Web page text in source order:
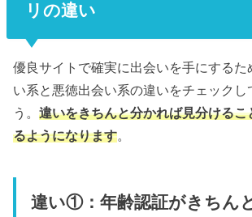
リの違い
優良サイトで確実に出会いを手にするた
い系と悪徳出会い系の違いをチェックし
う。違いをきちんと分かれば見分けるこ
るようになります
違い①：年齢認証がきちん